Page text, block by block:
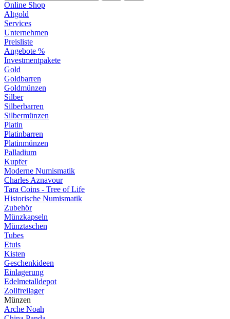
Online Shop
Altgold
Services
Unternehmen
Preisliste
Angebote %
Investmentpakete
Gold
Goldbarren
Goldmünzen
Silber
Silberbarren
Silbermünzen
Platin
Platinbarren
Platinmünzen
Palladium
Kupfer
Moderne Numismatik
Charles Aznavour
Tara Coins - Tree of Life
Historische Numismatik
Zubehör
Münzkapseln
Münztaschen
Tubes
Etuis
Kisten
Geschenkideen
Einlagerung
Edelmetalldepot
Zollfreilager
Münzen
Arche Noah